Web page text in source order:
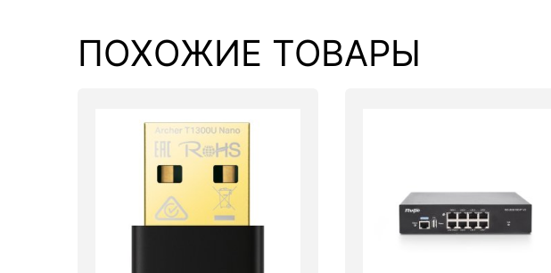
Компьютеры Fujitsu
ПОХОЖИЕ ТОВАРЫ